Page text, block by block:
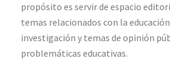
propósito es servir de espacio
temas relacionados con la
investigación y temas de opinión
problemáticas educativas.